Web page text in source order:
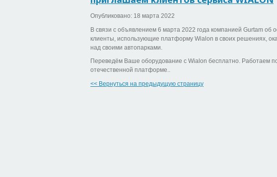
Опубликовано: 18 марта 2022
В связи с объявлением 6 марта 2022 года компанией Gurtam об
клиенты, использующие платформу Wialon в своих решениях,
над своими автопарками.
Переведём Ваше оборудование с Wialon бесплатно. Работаем
отечественной платформе..
<< Вернуться на предыдущую страницу